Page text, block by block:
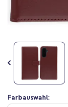
Zum
Anfang
Farbauswahl: